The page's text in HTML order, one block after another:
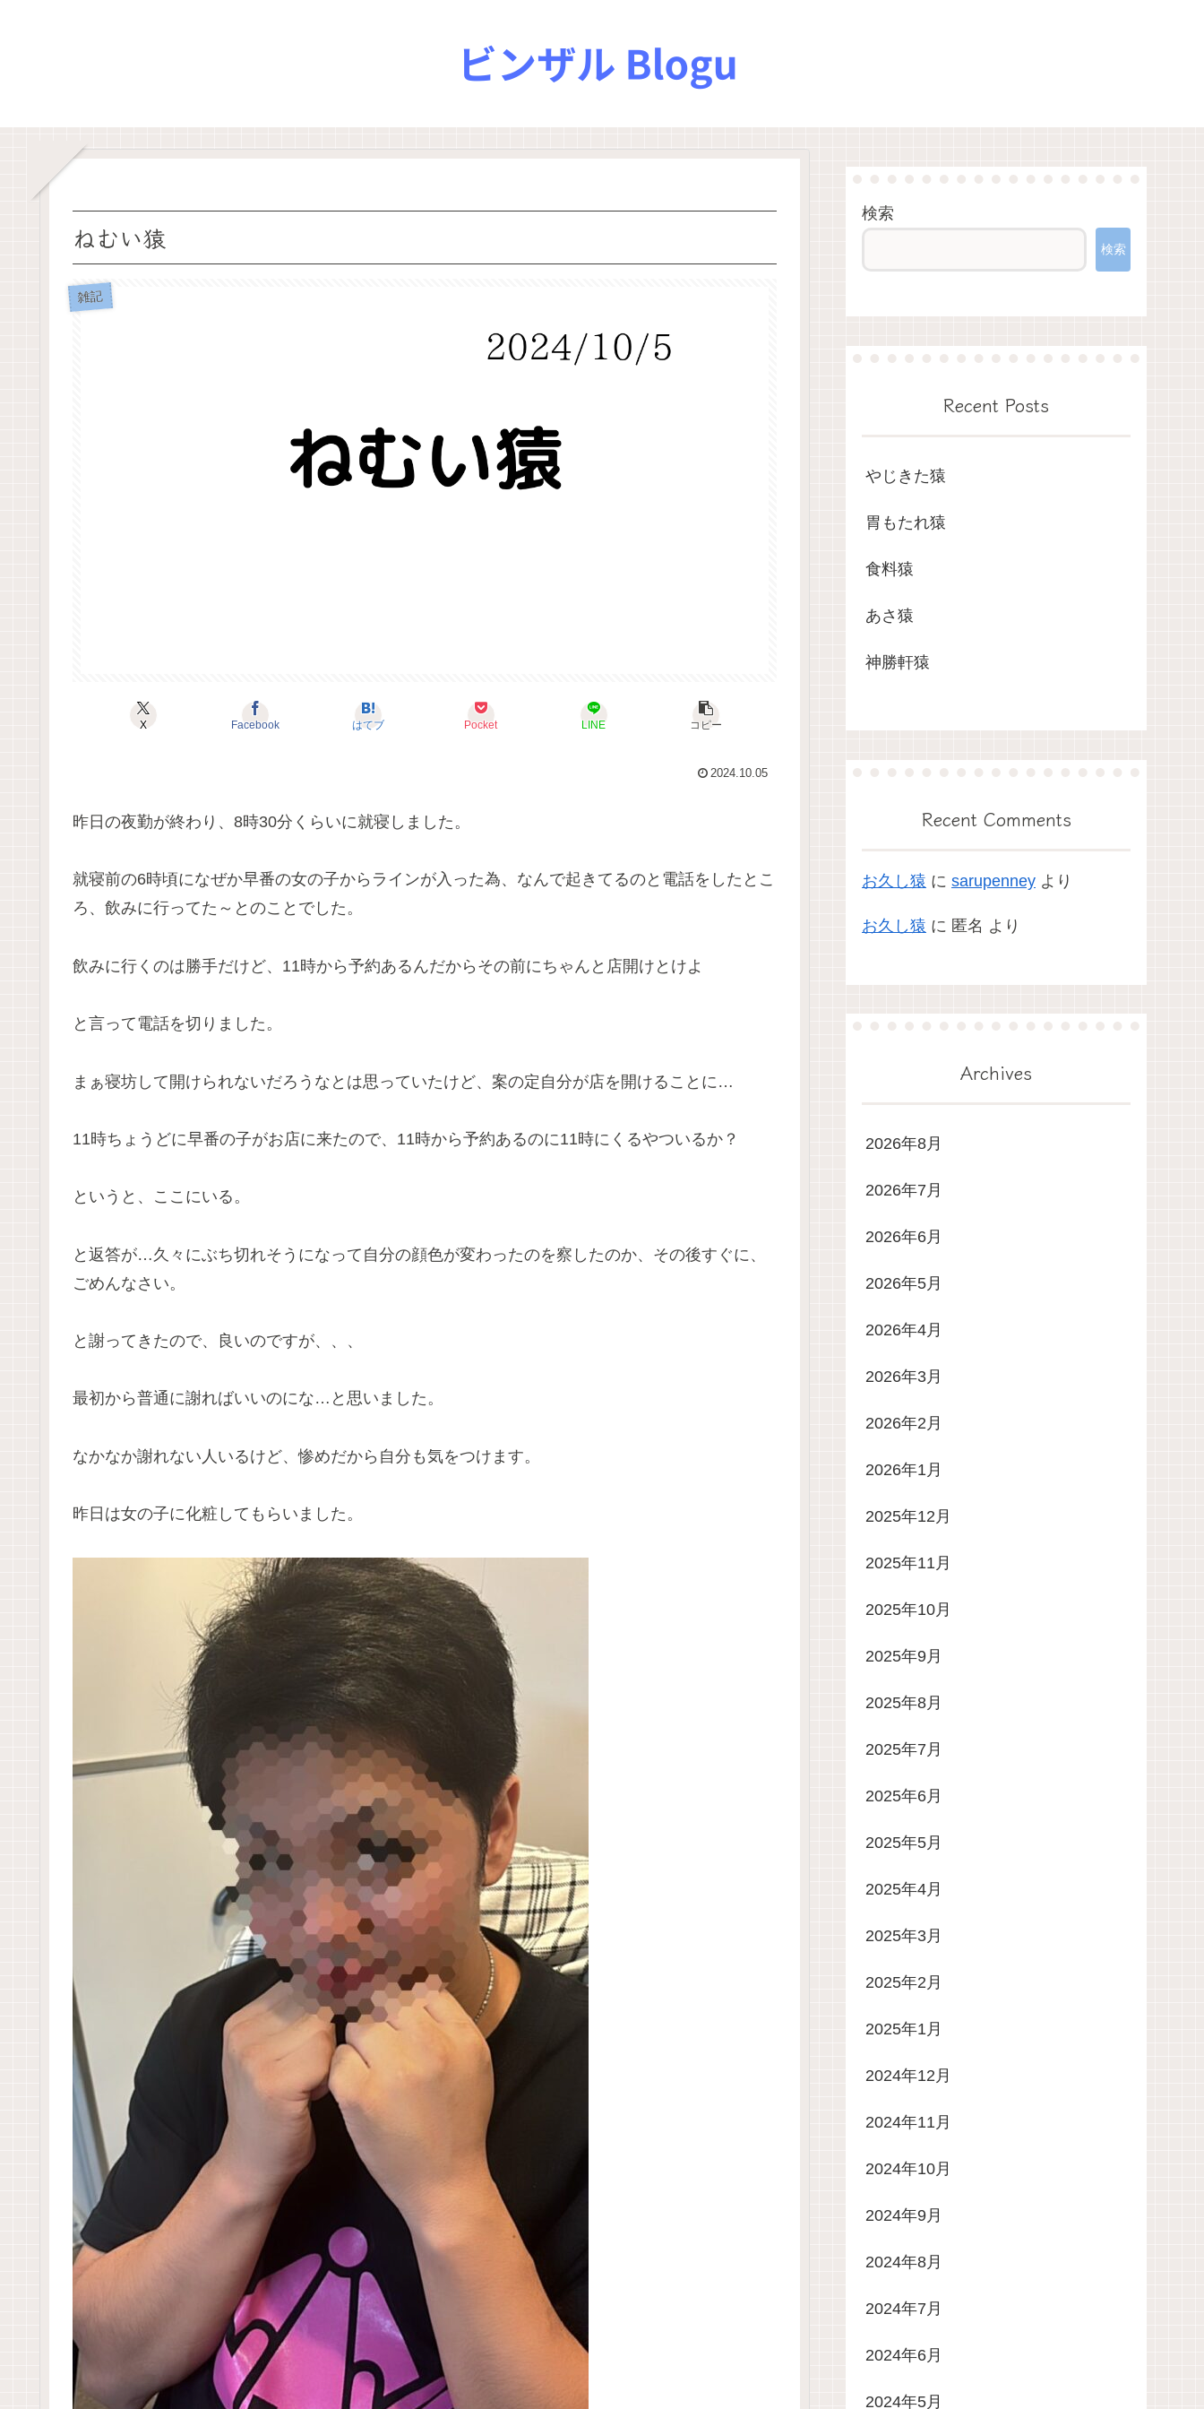
ねむい猿
雑記
X Facebook はてブ Pocket LINE コピー
2024.10.05
昨日の夜勤が終わり、8時30分くらいに就寝しました。
就寝前の6時頃になぜか早番の女の子からラインが入った為、なんで起きてるのと電話をしたとこ
ろ、飲みに行ってた～とのことでした。
飲みに行くのは勝手だけど、11時から予約あるんだからその前にちゃんと店開けとけよ
と言って電話を切りました。
まぁ寝坊して開けられないだろうなとは思っていたけど、案の定自分が店を開けることに…
11時ちょうどに早番の子がお店に来たので、11時から予約あるのに11時にくるやついるか？
というと、ここにいる。
と返答が…久々にぶち切れそうになって自分の顔色が変わったのを察したのか、その後すぐに、
ごめんなさい。
と謝ってきたので、良いのですが、、、
最初から普通に謝ればいいのにな…と思いました。
なかなか謝れない人いるけど、惨めだから自分も気をつけます。
昨日は女の子に化粧してもらいました。
検索
検索
Recent Posts
やじきた猿
胃もたれ猿
食料猿
あさ猿
神勝軒猿
Recent Comments
お久し猿 に sarupenney より
お久し猿 に 匿名 より
Archives
2026年8月
2026年7月
2026年6月
2026年5月
2026年4月
2026年3月
2026年2月
2026年1月
2025年12月
2025年11月
2025年10月
2025年9月
2025年8月
2025年7月
2025年6月
2025年5月
2025年4月
2025年3月
2025年2月
2025年1月
2024年12月
2024年11月
2024年10月
2024年9月
2024年8月
2024年7月
2024年6月
2024年5月